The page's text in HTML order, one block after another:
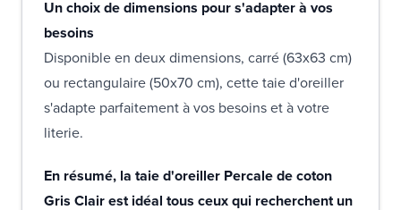
Un choix de dimensions pour s'adapter à vos
besoins
Disponible en deux dimensions, carré (63x63 cm)
ou rectangulaire (50x70 cm), cette taie d'oreiller
s'adapte parfaitement à vos besoins et à votre
literie.
En résumé, la taie d'oreiller Percale de coton
Gris Clair est idéal tous ceux qui recherchent un